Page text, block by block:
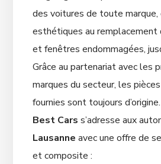
des voitures de toute marque,
esthétiques au
et fenêtres endommagées,
Grâce au partenariat avec les
marques du secteur, les
fournies sont toujours d’origine.
Best Cars s’adresse aux
Lausanne avec une offre de
et composite :